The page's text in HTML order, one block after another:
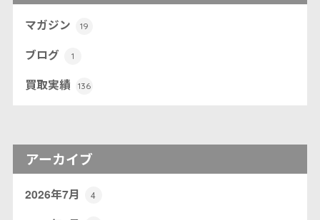
マガジン 19
ブログ 1
買取実績 136
アーカイブ
2026年7月 4